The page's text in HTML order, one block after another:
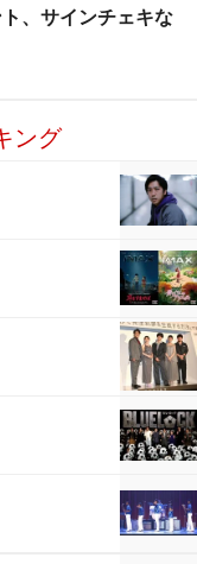
、サインチェキな
ング